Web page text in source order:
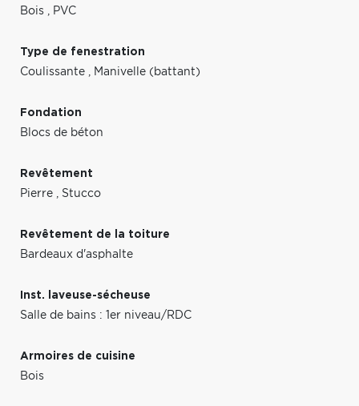
Bois , PVC
Type de fenestration
Coulissante , Manivelle (battant)
Fondation
Blocs de béton
Revêtement
Pierre , Stucco
Revêtement de la toiture
Bardeaux d'asphalte
Inst. laveuse-sécheuse
Salle de bains : 1er niveau/RDC
Armoires de cuisine
Bois